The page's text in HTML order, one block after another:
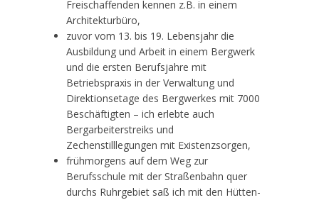
Freischaffenden kennen z.B. in einem
Architekturbüro,
zuvor vom 13. bis 19. Lebensjahr die
Ausbildung und Arbeit in einem Bergwerk
und die ersten Berufsjahre mit
Betriebspraxis in der Verwaltung und
Direktionsetage des Bergwerkes mit 7000
Beschäftigten – ich erlebte auch
Bergarbeiterstreiks und
Zechenstilllegungen mit Existenzsorgen,
frühmorgens auf dem Weg zur
Berufsschule mit der Straßenbahn quer
durchs Ruhrgebiet saß ich mit den Hütten-